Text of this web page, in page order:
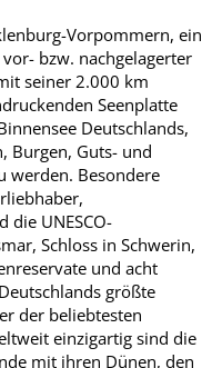
Vorpommern, ein
bzw. nachgelagerter
seiner 2.000 km
Seenplatte
Deutschlands,
Burgen, Guts- und
werden. Besondere
die UNESCO-
Schloss in Schwerin,
und acht
größte
der beliebtesten
einzigartig sind die
mit ihren Dünen, den